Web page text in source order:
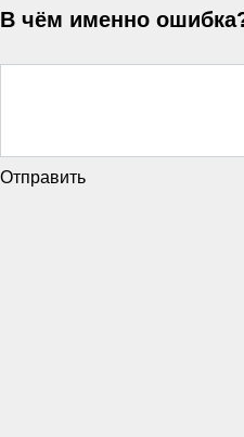
В чём именно
Отправить